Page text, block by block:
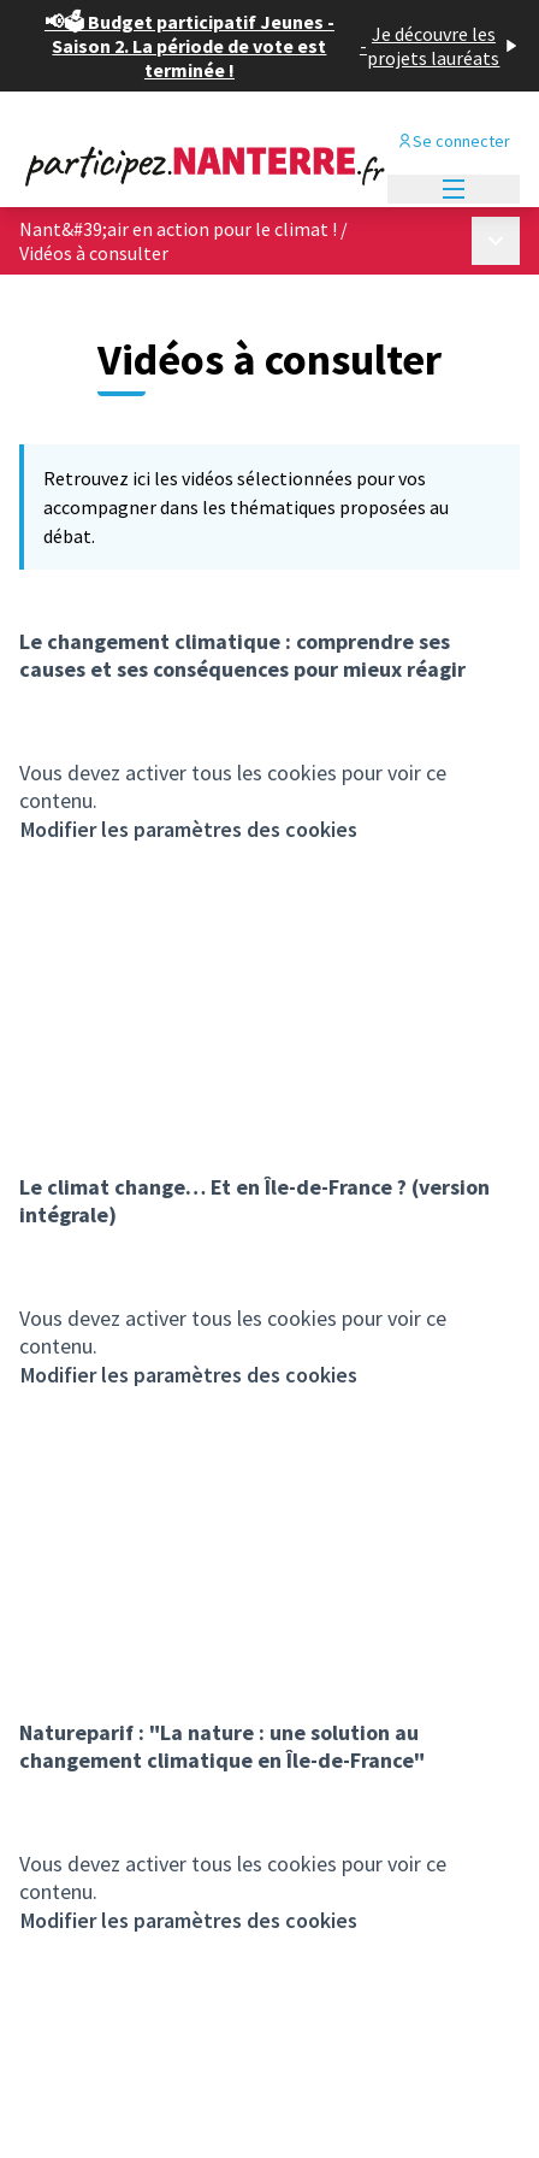
📢🗳️ Budget participatif Jeunes -
Saison 2. La période de vote est
terminée !
- Je découvre les
projets lauréats
Se connecter
Nant&#39;air en action pour le climat ! /
Vidéos à consulter
Vidéos à consulter
Retrouvez ici les vidéos sélectionnées pour vos
accompagner dans les thématiques proposées au
débat.
Le changement climatique : comprendre ses
causes et ses conséquences pour mieux réagir
Vous devez activer tous les cookies pour voir ce
contenu.
Modifier les paramètres des cookies
Le climat change… Et en Île-de-France ? (version
intégrale)
Vous devez activer tous les cookies pour voir ce
contenu.
Modifier les paramètres des cookies
Natureparif : "La nature : une solution au
changement climatique en Île-de-France"
Vous devez activer tous les cookies pour voir ce
contenu.
Modifier les paramètres des cookies